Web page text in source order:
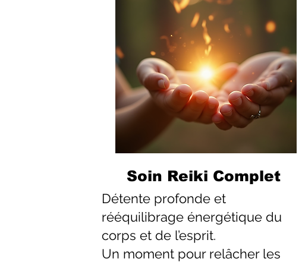
Détente profonde et
rééquilibrage énergétique du
corps et de l’esprit.
Un moment pour relâcher les
Soin Reiki Complet